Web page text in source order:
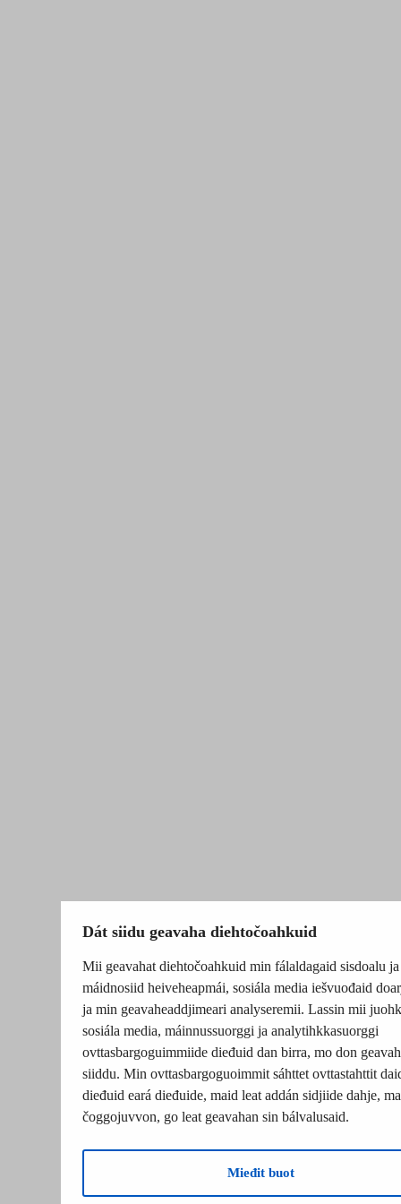
Dát siidu geavaha diehtočoahkuid
Mii geavahat diehtočoahkuid min fálaldagaid sisdoalu ja
máidnosiid heiveheapmái, sosiála media iešvuođaid
ja min geavaheaddjimeari analyseremii. Lassin mii
sosiála media, máinnussuorggi ja analytihkkasuorggi
ovttasbargoguimmiide dieđuid dan birra, mo don
siiddu. Min ovttasbargoguoimmit sáhttet ovttastahttit
dieđuid eará dieđuide, maid leat addán sidjiide dahje,
čoggojuvvon, go leat geavahan sin bálvalusaid.
Mieđit buot